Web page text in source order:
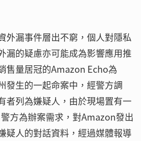
外漏事件層出不窮，個人對隱私
漏的疑慮亦可能成為影響應用推
售量居冠的Amazon Echo為
發生的一起命案中，經警方調
者列為嫌疑人，由於現場置有一
方為辦案需求，對Amazon發出
疑人的對話資料，經過媒體報導